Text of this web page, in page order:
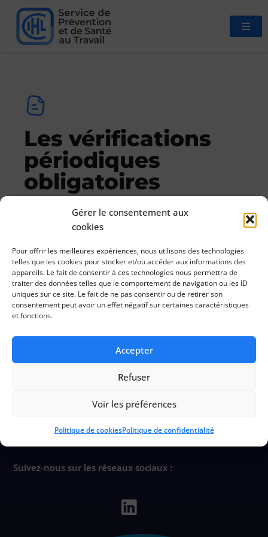
Gérer le consentement aux
cookies
Pour offrir les meilleures expériences, nous utilisons des technologies
telles que les cookies pour stocker et/ou accéder aux informations des
appareils. Le fait de consentir à ces technologies nous permettra de
traiter des données telles que le comportement de navigation ou les ID
uniques sur ce site. Le fait de ne pas consentir ou de retirer son
consentement peut avoir un effet négatif sur certaines caractéristiques
et fonctions.
Accepter
Refuser
Voir les préférences
Politique de cookiesPolitique de confidentialité
Les vérifications
périodiques
obligatoires
17/05/2023 Réglementation
Télécharger le document
Service de Prévention et de Santé au Travail
Suivez-nous sur les réseaux sociaux :